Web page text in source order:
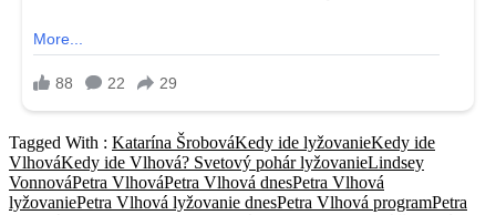
Tagged With : Katarína ŠrobováKedy ide lyžovanieKedy ide
VlhováKedy ide Vlhová? Svetový pohár lyžovanieLindsey
VonnováPetra VlhováPetra Vlhová dnesPetra Vlhová
lyžovaniePetra Vlhová lyžovanie dnesPetra Vlhová programPetra